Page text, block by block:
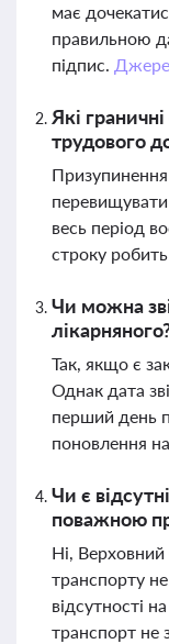
має
правильною
підпис.
Які
трудового
весь період
строку
Чи можна
Так, якщо є
Однак дата
перший день
поновлення
Чи є
поважною
Ні, Верховний
транспорту
відсутності
транспорт не